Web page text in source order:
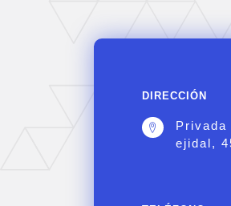
DIRECCIÓN
Privada
ejidal,